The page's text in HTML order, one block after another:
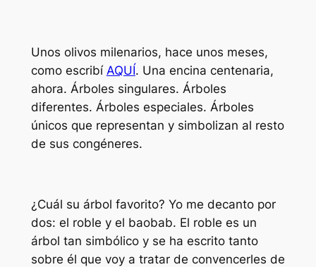
Unos olivos milenarios, hace unos meses,
como escribí AQUÍ. Una encina centenaria,
ahora. Árboles singulares. Árboles
diferentes. Árboles especiales. Árboles
únicos que representan y simbolizan al resto
de sus congéneres.
¿Cuál su árbol favorito? Yo me decanto por
dos: el roble y el baobab. El roble es un
árbol tan simbólico y se ha escrito tanto
sobre él que voy a tratar de convencerles de